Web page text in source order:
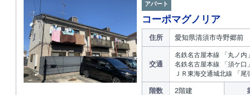
アパート
コーポマグノリア
住所 愛知県清須市寺野郷前
交通
名鉄名古屋本線 「丸ノ内
名鉄名古屋本線 「須ケ口
ＪＲ東海交通城北線 「
階数 2階建